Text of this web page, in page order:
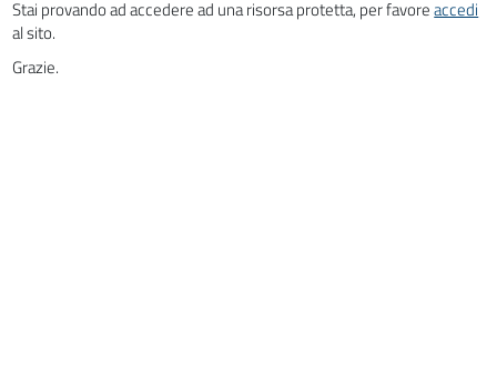
Stai provando ad accedere ad una risorsa protetta, per favoreaccedi
al sito.
Grazie.